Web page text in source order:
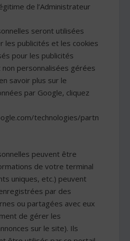
de l’Administrateur
seront utilisées
les publicités et les cookies
pour les publicités
personnalisées gérées
savoir plus sur le
par Google, cliquez
technologies/partn
peuvent être
de votre terminal
uniques, etc.) peuvent
par des
ou partagées avec eux
de gérer les
sur le site). Ils